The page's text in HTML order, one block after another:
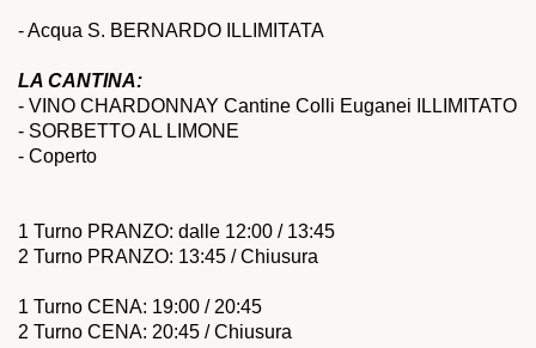
- Acqua S. BERNARDO ILLIMITATA
LA CANTINA:
- VINO CHARDONNAY Cantine Colli Euganei ILLIMITATO
- SORBETTO AL LIMONE
- Coperto
1 Turno PRANZO: dalle 12:00 / 13:45
2 Turno PRANZO: 13:45 / Chiusura
1 Turno CENA: 19:00 / 20:45
2 Turno CENA: 20:45 / Chiusura